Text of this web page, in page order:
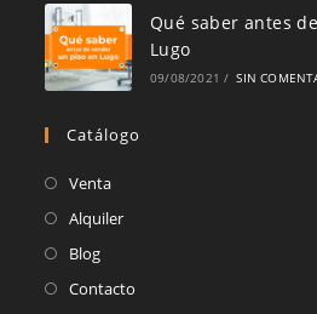
Qué saber antes
Lugo
09/08/2021 / SIN
Catálogo
VentaSe
abre
nueva
AlquilerSe
BlogSe
abre
Contacto